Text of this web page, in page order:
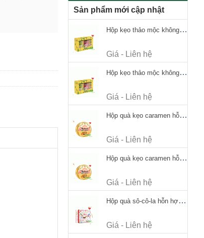
Sản phẩm mới cập nhật
Hộp kẹo thảo mộc không đường Ricola Signature 112.5g
Giá - Liên hệ
Hộp kẹo thảo mộc không đường Ricola Signature 112.5g
Giá - Liên hệ
Hộp quà kẹo caramen hỗn hợp Werther's Original Caramel Candy 170g
Giá - Liên hệ
Hộp quà kẹo caramen hỗn hợp Werther's Original Caramel Candy 170g
Giá - Liên hệ
Hộp quà sô-cô-la hỗn hợp Merci Petits Chocolate Collection 125g thiếc
Giá - Liên hệ